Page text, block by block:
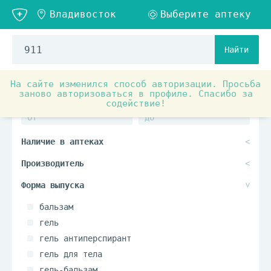
Найти
На сайте изменился способ авторизации. Просьба
заново авторизоваться в профиле. Спасибо за
содействие!
бальзам
гель
гель антиперспирант
гель для тела